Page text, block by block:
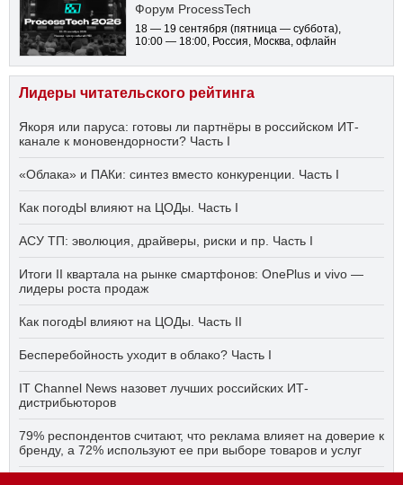
Форум ProcessTech
18 — 19 сентября (пятница — суббота),
10:00 — 18:00, Россия, Москва, офлайн
Лидеры читательского рейтинга
Якоря или паруса: готовы ли партнёры в российском ИТ-
канале к моновендорности? Часть I
«Облака» и ПАКи: синтез вместо конкуренции. Часть I
Как погодЫ влияют на ЦОДы. Часть I
АСУ ТП: эволюция, драйверы, риски и пр. Часть I
Итоги II квартала на рынке смартфонов: OnePlus и vivo —
лидеры роста продаж
Как погодЫ влияют на ЦОДы. Часть II
Бесперебойность уходит в облако? Часть I
IT Channel News назовет лучших российских ИТ-
дистрибьюторов
79% респондентов считают, что реклама влияет на доверие к
бренду, а 72% используют ее при выборе товаров и услуг